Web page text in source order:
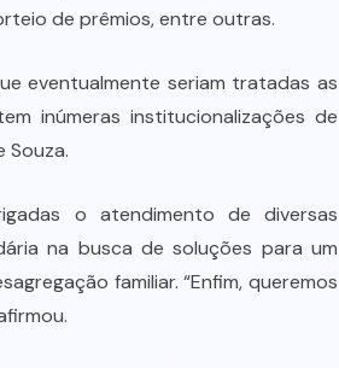
de prêmios, entre outras.
eventualmente seriam tratadas as
inúmeras institucionalizações de
Souza.
o atendimento de diversas
na busca de soluções para um
familiar. “Enfim, queremos